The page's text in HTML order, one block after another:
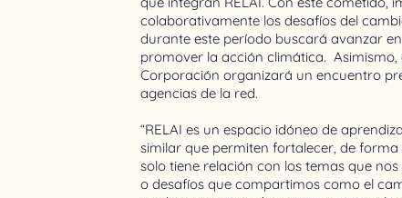
colaborativamente los desafíos del
durante este período buscará avanzar
promover la acción climática.
Corporación organizará un encuentro
agencias de la red.
“RELAI es un espacio idóneo de
similar que permiten fortalecer, de
solo tiene relación con los temas que
o desafíos que compartimos como el